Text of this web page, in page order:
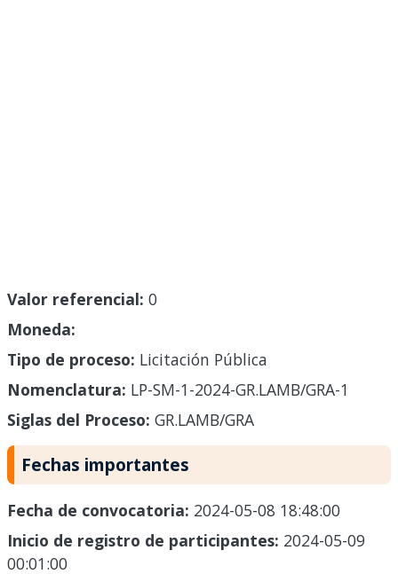
Valor referencial: 0
Moneda:
Tipo de proceso: Licitación Pública
Nomenclatura: LP-SM-1-2024-GR.LAMB/GRA-1
Siglas del Proceso: GR.LAMB/GRA
Fechas importantes
Fecha de convocatoria: 2024-05-08 18:48:00
Inicio de registro de participantes: 2024-05-09
00:01:00